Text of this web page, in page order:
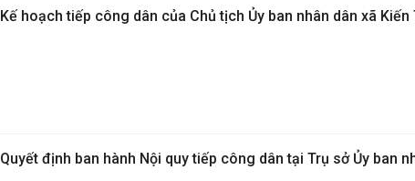
Kế hoạch tiếp công dân của Chủ tịch Ủy ban nhân dân xã Kiến
Quyết định ban hành Nội quy tiếp công dân tại Trụ sở Ủy ban